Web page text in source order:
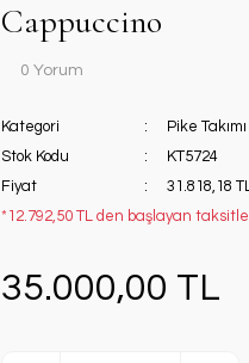
Cappuccino
0 Yorum
Kategori
Pike Takımı
Stok Kodu
KT5724
Fiyat
31.818,18
*12.792,50 TL den başlayan
35.000,00 TL